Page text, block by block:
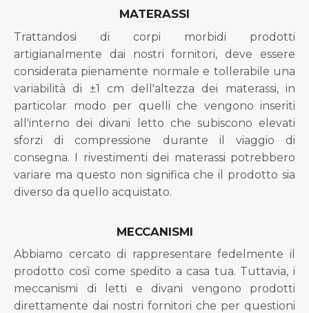
MATERASSI
Trattandosi di corpi morbidi prodotti
artigianalmente dai nostri fornitori, deve essere
considerata pienamente normale e tollerabile una
variabilità di ±1 cm dell'altezza dei materassi, in
particolar modo per quelli che vengono inseriti
all'interno dei divani letto che subiscono elevati
sforzi di compressione durante il viaggio di
consegna. I rivestimenti dei materassi potrebbero
variare ma questo non significa che il prodotto sia
diverso da quello acquistato.
MECCANISMI
Abbiamo cercato di rappresentare fedelmente il
prodotto così come spedito a casa tua. Tuttavia, i
meccanismi di letti e divani vengono prodotti
direttamente dai nostri fornitori che per questioni